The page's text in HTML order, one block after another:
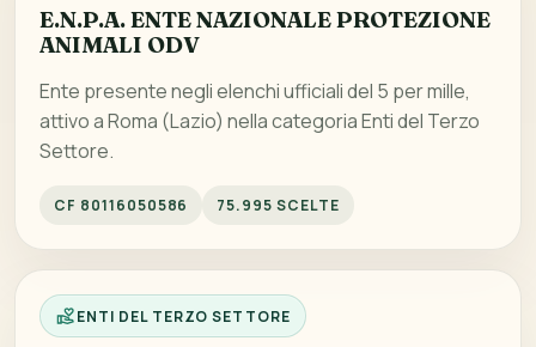
E.N.P.A. ENTE NAZIONALE PROTEZIONE
ANIMALI ODV
Ente presente negli elenchi ufficiali del 5 per mille,
attivo a Roma (Lazio) nella categoria Enti del Terzo
Settore.
CF 80116050586 75.995 SCELTE
ENTI DEL TERZO SETTORE